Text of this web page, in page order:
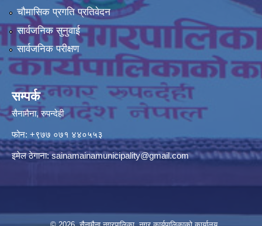
चौमासिक प्रगति प्रतिवेदन
सार्वजनिक सुनुवाई
सार्वजनिक परीक्षण
सम्पर्क
सैनामैना, रुपन्देही
फोन: +९७७ ०७१ ४४०५५३
इमेल ठेगाना:sainamainamunicipality@gmail.com